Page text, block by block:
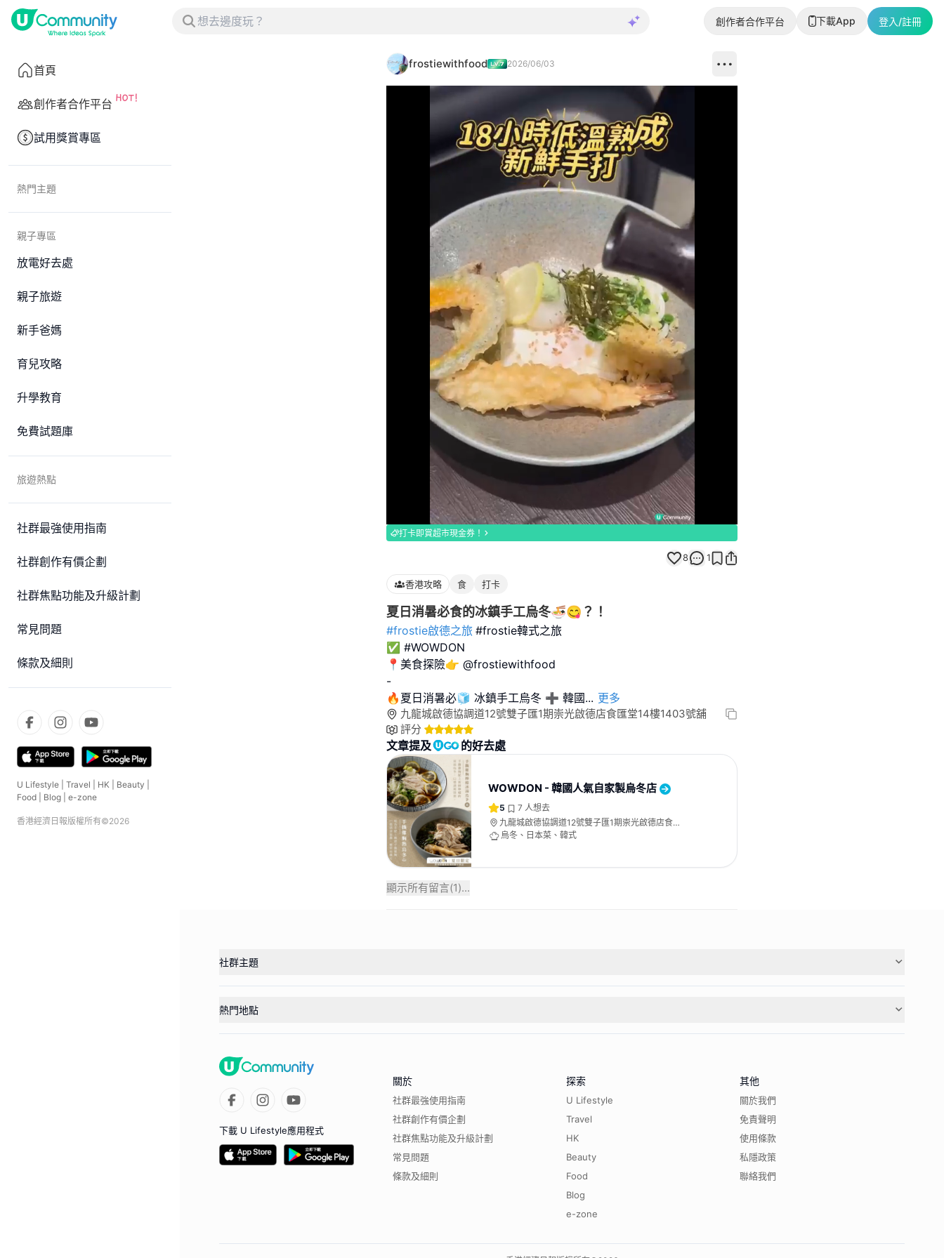
創作者合作平台 下載App 登入/註冊
首頁
創作者合作平台
試用獎賞專區
熱門主題
親子專區
放電好去處
親子旅遊
新手爸媽
育兒攻略
升學教育
免費試題庫
旅遊熱點
社群最強使用指南
社群創作有價企劃
社群焦點功能及升級計劃
常見問題
條款及細則
U Lifestyle Travel HK Beauty
Food
Blog e-zone
香港經濟日報版權所有©2026
frostiewithfood 2026/06/03
Loaded:
100.00%
打卡即賞超市現金券！
8 1
香港攻略 食 打卡
夏日消暑必食的冰鎮手工烏冬🍜😋？！
#frostie啟德之旅 #frostie韓式之旅
✅ #WOWDON
📍美食探險👉 @frostiewithfood
-
🔥夏日消暑必🧊 冰鎮手工烏冬 ➕ 韓國... 更多
九龍城啟德協調道12號雙子匯1期崇光啟德店食匯堂14樓1403號舖
評分
文章提及 的好去處
WOWDON - 韓國人氣自家製烏冬店
5 7 人想去
九龍城啟德協調道12號雙子匯1期崇光啟德店食匯
堂14樓1403號舖
烏冬、日本菜、韓式
顯示所有留言(1)...
社群主題
熱門地點
下載 U Lifestyle應用程式
關於
社群最強使用指南
社群創作有價企劃
社群焦點功能及升級計劃
常見問題
條款及細則
探索
U Lifestyle
Travel
HK
Beauty
Food
Blog
e-zone
其他
關於我們
免責聲明
使用條款
私隱政策
聯絡我們